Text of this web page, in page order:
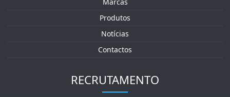
Produtos
Notícias
Contactos
RECRUTAMENTO